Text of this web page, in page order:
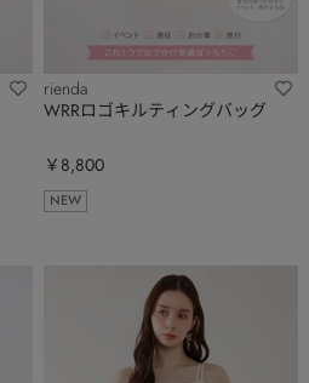
rienda
WRRロゴキルティングバッグ
￥8,800
NEW